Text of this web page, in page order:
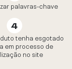
palavras-chave
tenha esgotado
em processo de
no site